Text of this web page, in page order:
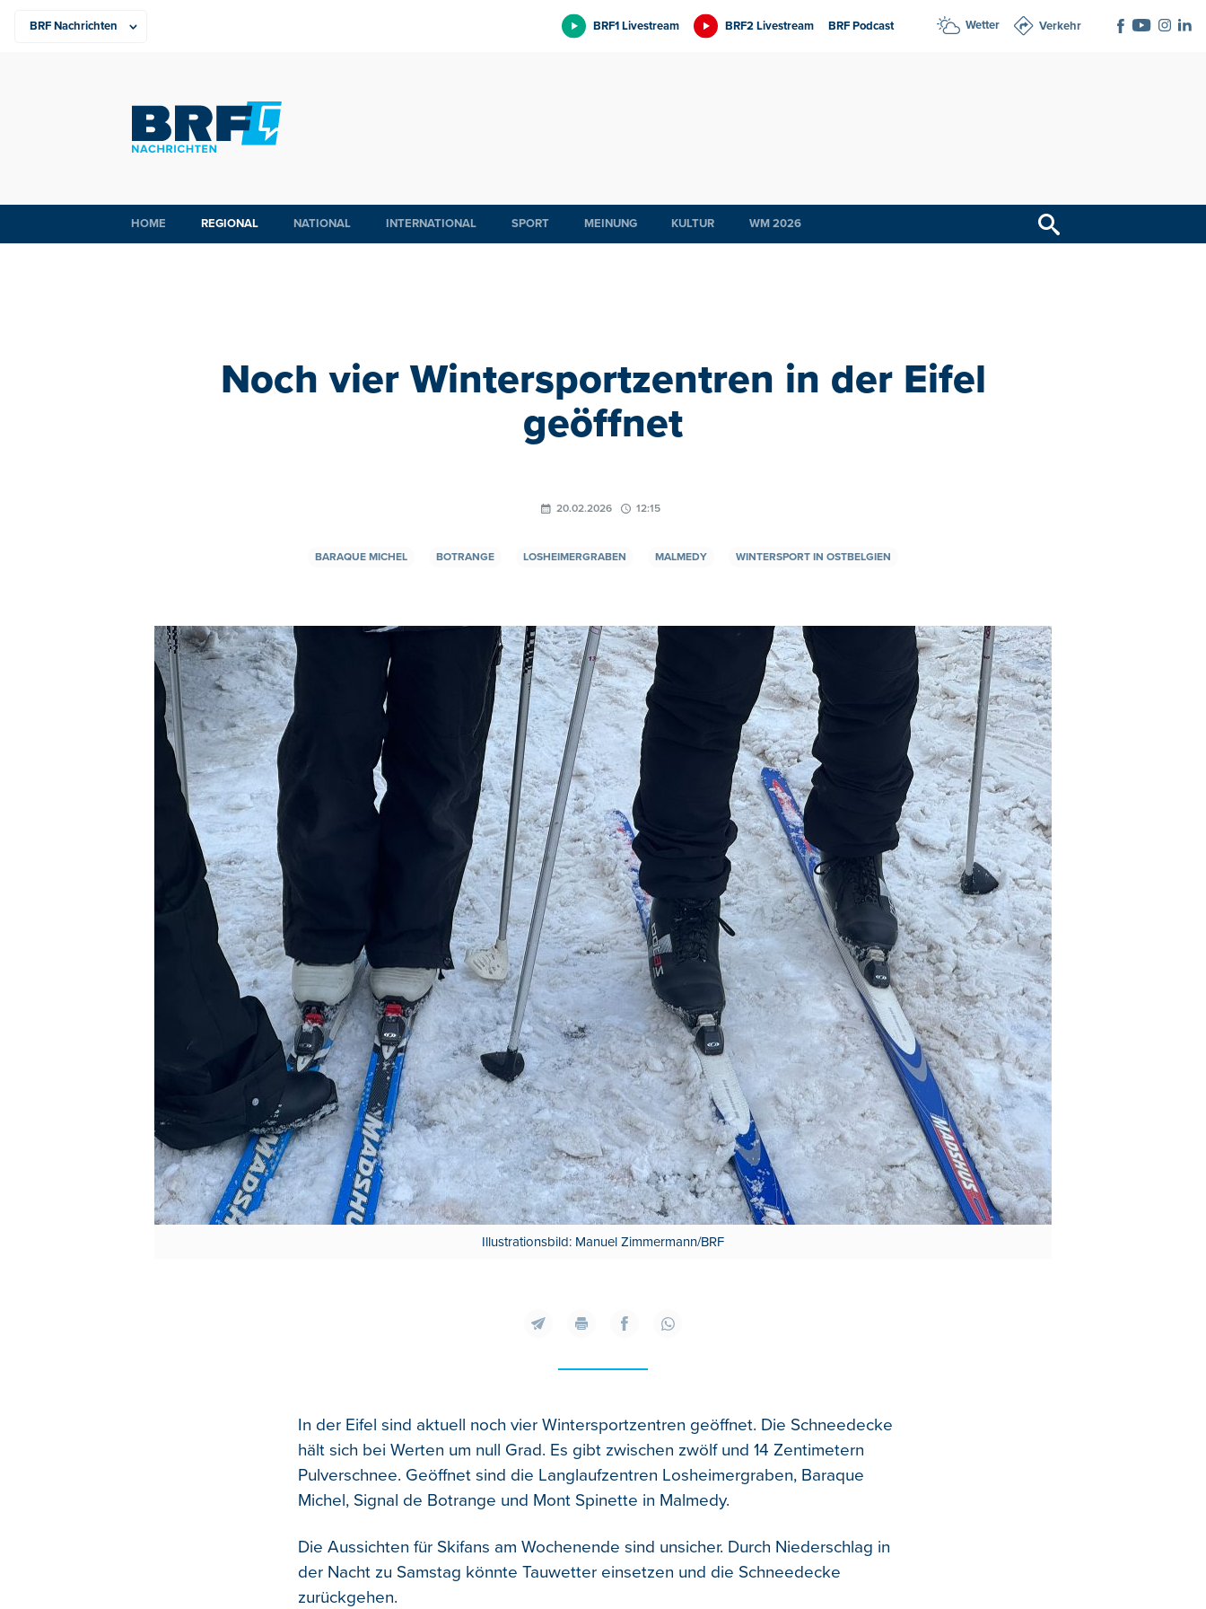
BRF1 Livestream BRF2 Livestream BRF Podcast Wetter Verkehr
HOME REGIONAL NATIONAL INTERNATIONAL SPORT MEINUNG KULTUR WM 2026
Noch vier Wintersportzentren in der Eifel
geöffnet
20.02.2026 12:15
BARAQUE MICHEL BOTRANGE LOSHEIMERGRABEN MALMEDY WINTERSPORT IN OSTBELGIEN
Illustrationsbild: Manuel Zimmermann/BRF
In der Eifel sind aktuell noch vier Wintersportzentren geöffnet. Die Schneedecke
hält sich bei Werten um null Grad. Es gibt zwischen zwölf und 14 Zentimetern
Pulverschnee. Geöffnet sind die Langlaufzentren Losheimergraben, Baraque
Michel, Signal de Botrange und Mont Spinette in Malmedy.
Die Aussichten für Skifans am Wochenende sind unsicher. Durch Niederschlag in
der Nacht zu Samstag könnte Tauwetter einsetzen und die Schneedecke
zurückgehen.